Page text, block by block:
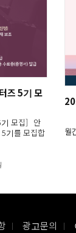
즈 5기 모
기 모집] 안
기를 모집합
월
광고문의